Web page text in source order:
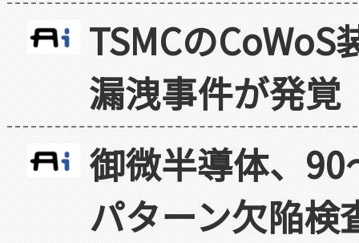
TSMCの
漏洩事件が発覚
御微半導体、
パターン欠陥検